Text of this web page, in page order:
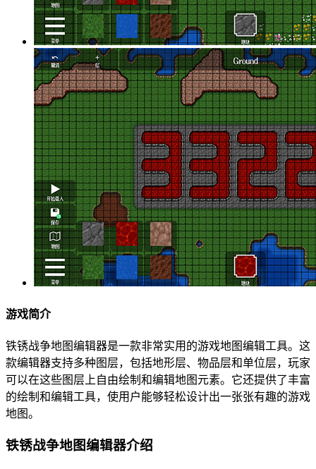
游戏简介
铁锈战争地图编辑器是一款非常实用的游戏地图编辑工具。这
款编辑器支持多种图层，包括地形层、物品层和单位层，玩家
可以在这些图层上自由绘制和编辑地图元素。它还提供了丰富
的绘制和编辑工具，使用户能够轻松设计出一张张有趣的游戏
地图。
铁锈战争地图编辑器介绍